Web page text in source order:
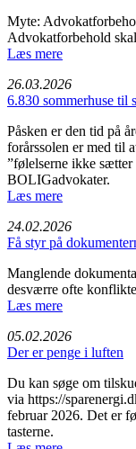
Myte:
Advokatforbehold
Læs mere
26.03.2026
6.830 sommerhuse til
Påsken er den tid på
forårssolen er med til
”følelserne ikke
BOLIGadvokater.
Læs mere
24.02.2026
Få styr på
Manglende
desværre ofte
Læs mere
05.02.2026
Der er penge i luften
Du kan søge om
via https://
februar 2026. Det er
tasterne.